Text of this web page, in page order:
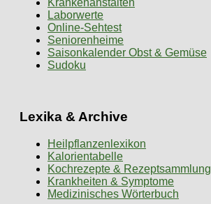
Laborwerte
Online-Sehtest
Seniorenheime
Saisonkalender Obst & Gemüse
Sudoku
Lexika & Archive
Heilpflanzenlexikon
Kalorientabelle
Kochrezepte & Rezeptsammlung
Krankheiten & Symptome
Medizinisches Wörterbuch